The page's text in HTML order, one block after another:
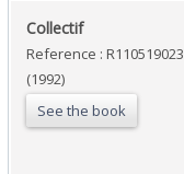
‎Collectif‎
Reference : R110519023
(1992)
See the book